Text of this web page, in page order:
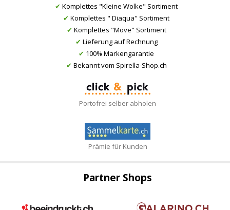
✔ Komplettes "Kleine Wolke" Sortiment
✔ Komplettes " Diaqua" Sortiment
✔ Komplettes "Möve" Sortiment
✔ Lieferung auf Rechnung
✔ 100% Markengarantie
✔ Bekannt vom Spirella-Shop.ch
Portofrei selber abholen
Prämie für Kunden
Partner Shops